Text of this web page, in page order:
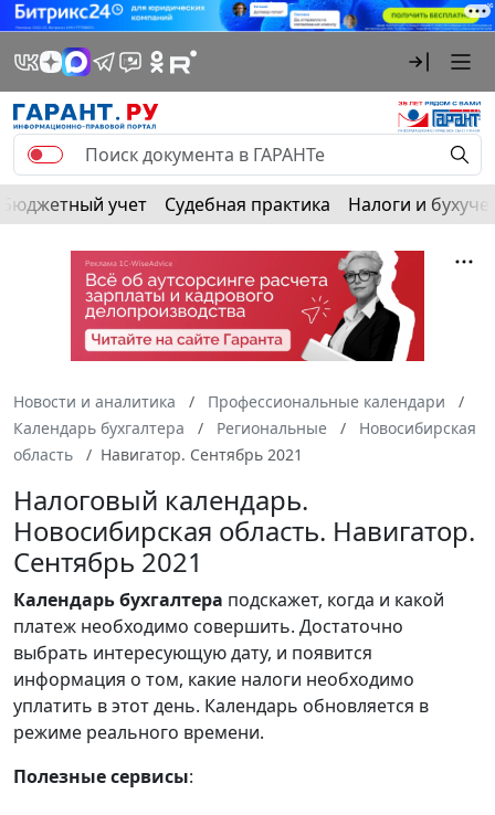
Бюджетный учет Судебная практика Налоги и
Новости и аналитика
Профессиональные календари
Календарь бухгалтера
Региональные
Новосибирская
область
Навигатор. Сентябрь 2021
Налоговый календарь.
Новосибирская область. Навигатор.
Сентябрь 2021
Календарьбухгалтера подскажет, когда и какой
платеж необходимо совершить. Достаточно
выбрать интересующую дату, и появится
информация о том, какие налоги необходимо
уплатить в этот день. Календарь обновляется в
режиме реального времени.
Полезные сервисы: